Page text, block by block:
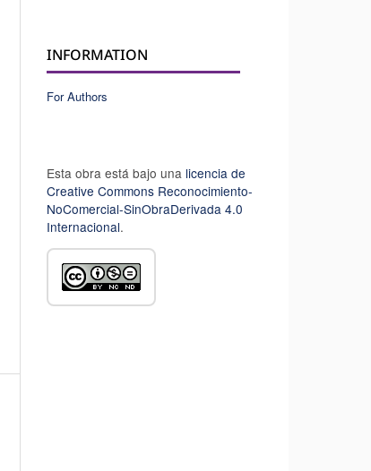
INFORMATION
For Authors
Esta obra está bajo una licencia de
Creative Commons Reconocimiento-
NoComercial-SinObraDerivada 4.0
Internacional.